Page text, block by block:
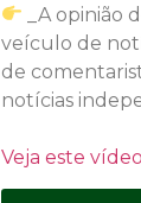
_A opinião
veículo de
de
notícias
Veja este